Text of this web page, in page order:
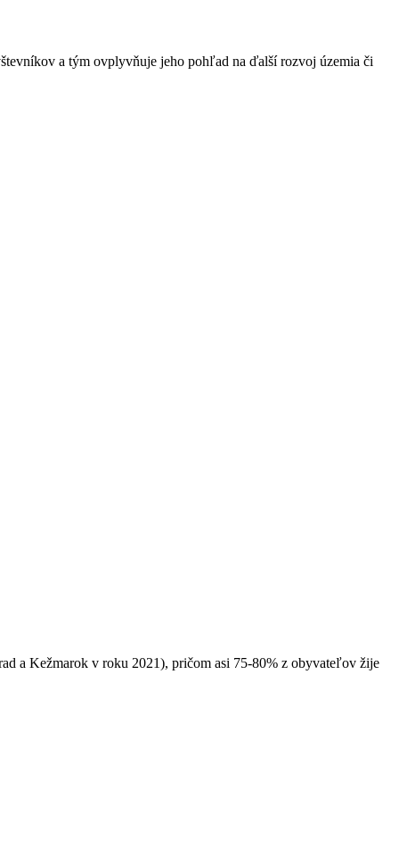
a tým ovplyvňuje jeho pohľad na ďalší rozvoj územia či
a Kežmarok v roku 2021), pričom asi 75-80% z obyvateľov žije